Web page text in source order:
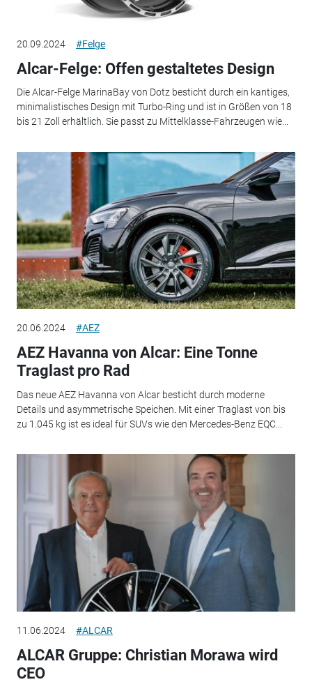
20.09.2024 #Felge
Alcar-Felge: Offen gestaltetes Design
Die Alcar-Felge MarinaBay von Dotz besticht durch ein kantiges,
minimalistisches Design mit Turbo-Ring und ist in Größen von 18
bis 21 Zoll erhältlich. Sie passt zu Mittelklasse-Fahrzeugen wie...
20.06.2024 #AEZ
AEZ Havanna von Alcar: Eine Tonne
Traglast pro Rad
Das neue AEZ Havanna von Alcar besticht durch moderne
Details und asymmetrische Speichen. Mit einer Traglast von bis
zu 1.045 kg ist es ideal für SUVs wie den Mercedes-Benz EQC...
11.06.2024 #ALCAR
ALCAR Gruppe: Christian Morawa wird
CEO